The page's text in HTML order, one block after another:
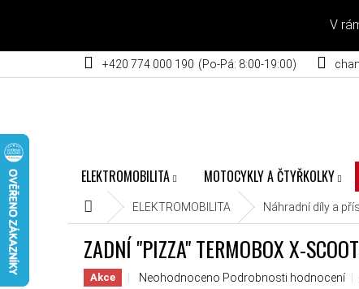
V
+420 774 000 190
ELEKTROMOBILITA MOTOCYKLY A ČTYŘKOLKY
Domů ELEKTROMOBILITA Náhradní díly a
ZADNÍ "PIZZA" TERMOBOX X-
Akce Průměrné hodnocení produktu je 0,0 z 5
Neohodnoceno Podrobnosti hodnocení